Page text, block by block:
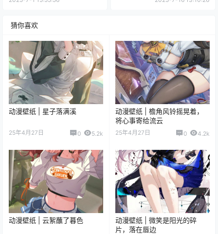
猜你喜欢
动漫壁纸 | 星子落满溪
25年4月27日 0 5.2k
动漫壁纸 | 檐角风铃摇晃着，
将心事寄给流云
25年4月27日 0 4.2k
动漫壁纸 | 云絮蘸了暮色
动漫壁纸 | 微笑是阳光的碎
片，落在唇边